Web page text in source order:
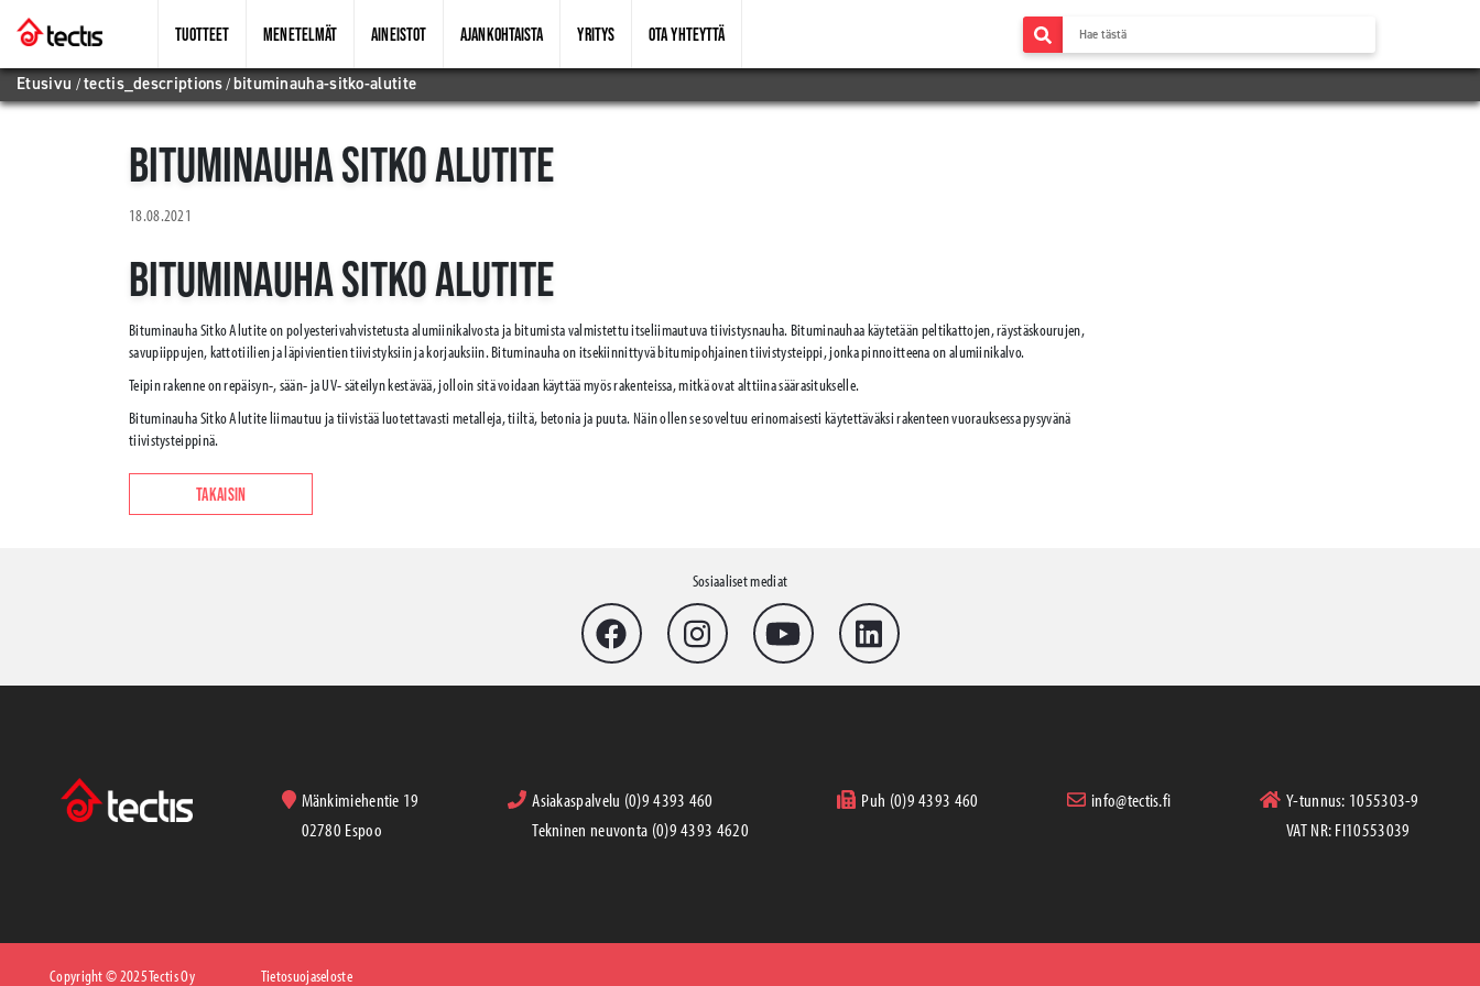
TUOTTEET MENETELMÄT AINEISTOT AJANKOHTAISTA YRITYS OTA YHTEYTTÄ
Etusivu/tectis_descriptions/bituminauha-sitko-alutite
BITUMINAUHA SITKO ALUTITE
18.08.2021
BITUMINAUHA SITKO ALUTITE
Bituminauha Sitko Alutite on polyesterivahvistetusta alumiinikalvosta ja bitumista valmistettu itseliimautuva tiivistysnauha. Bituminauhaa käytetään peltikattojen, räystäskourujen,
savupiippujen, kattotiilien ja läpivientien tiivistyksiin ja korjauksiin. Bituminauha on itsekiinnittyvä bitumipohjainen tiivistysteippi, jonka pinnoitteena on alumiinikalvo.
Teipin rakenne on repäisyn-, sään- ja UV- säteilyn kestävää, jolloin sitä voidaan käyttää myös rakenteissa, mitkä ovat alttiina säärasitukselle.
Bituminauha Sitko Alutite liimautuu ja tiivistää luotettavasti metalleja, tiiltä, betonia ja puuta. Näin ollen se soveltuu erinomaisesti käytettäväksi rakenteen vuorauksessa pysyvänä
tiivistysteippinä.
TAKAISIN
Sosiaaliset mediat
Mänkimiehentie 19
02780 Espoo
Asiakaspalvelu (0)9 4393 460
Tekninen neuvonta (0)9 4393 4620
Puh (0)9 4393 460 info@tectis.fi
Y-tunnus: 1055303-9
VAT NR: FI10553039
Copyright © 2025 Tectis Oy Tietosuojaseloste